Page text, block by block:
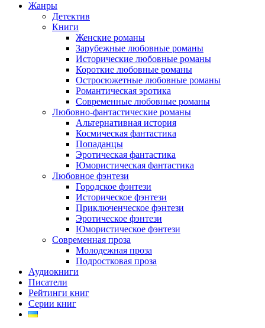
Жанры
Детектив
Книги
Женские романы
Зарубежные любовные романы
Исторические любовные романы
Короткие любовные романы
Остросюжетные любовные романы
Романтическая эротика
Современные любовные романы
Любовно-фантастические романы
Альтернативная история
Космическая фантастика
Попаданцы
Эротическая фантастика
Юмористическая фантастика
Любовное фэнтези
Городское фэнтези
Историческое фэнтези
Приключенческое фэнтези
Эротическое фэнтези
Юмористическое фэнтези
Современная проза
Молодежная проза
Подростковая проза
Аудиокниги
Писатели
Рейтинги книг
Серии книг